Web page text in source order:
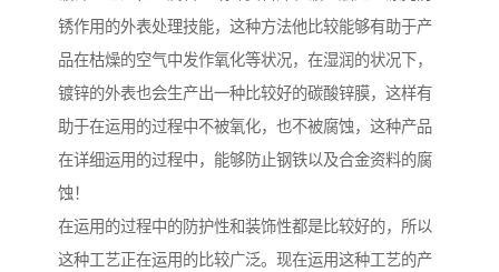
锈作用的外表处理技能，这种方法他比较能够有助于产
品在枯燥的空气中发作氧化等状况，在湿润的状况下，
镀锌的外表也会生产出一种比较好的碳酸锌膜，这样有
助于在运用的过程中不被氧化，也不被腐蚀，这种产品
在详细运用的过程中，能够防止钢铁以及合金资料的腐
蚀！
在运用的过程中的防护性和装饰性都是比较好的，所以
这种工艺正在运用的比较广泛。现在运用这种工艺的产